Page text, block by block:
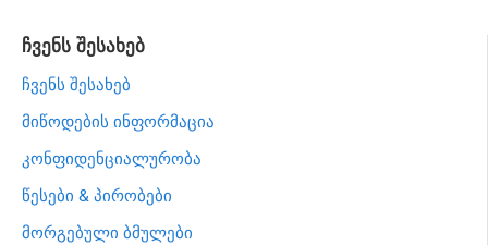
ჩვენს შესახებ
ჩვენს შესახებ
მიწოდების ინფორმაცია
კონფიდენციალურობა
წესები & პირობები
მორგებული ბმულები